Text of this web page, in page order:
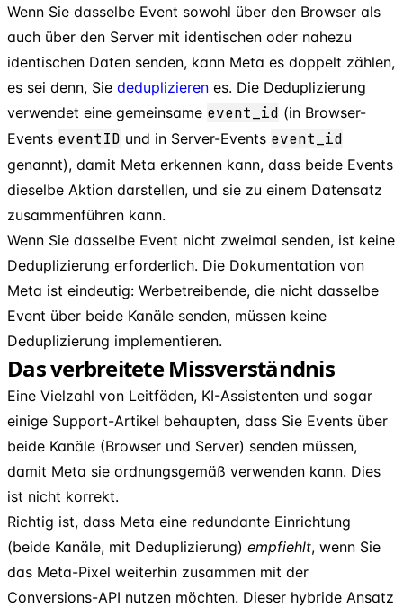
Wenn Sie dasselbe Event sowohl über den Browser als
auch über den Server mit identischen oder nahezu
identischen Daten senden, kann Meta es doppelt zählen,
es sei denn, Sie deduplizieren es. Die Deduplizierung
verwendet eine gemeinsame event id (in Browser-
Events eventID und in Server-Events event id
genannt), damit Meta erkennen kann, dass beide Events
dieselbe Aktion darstellen, und sie zu einem Datensatz
zusammenführen kann.
Wenn Sie dasselbe Event nicht zweimal senden, ist keine
Deduplizierung erforderlich. Die Dokumentation von
Meta ist eindeutig: Werbetreibende, die nicht dasselbe
Event über beide Kanäle senden, müssen keine
Deduplizierung implementieren.
Das verbreitete Missverständnis
Eine Vielzahl von Leitfäden, KI-Assistenten und sogar
einige Support-Artikel behaupten, dass Sie Events über
beide Kanäle (Browser und Server) senden müssen,
damit Meta sie ordnungsgemäß verwenden kann. Dies
ist nicht korrekt.
Richtig ist, dass Meta eine redundante Einrichtung
(beide Kanäle, mit Deduplizierung) empfiehlt, wenn Sie
das Meta-Pixel weiterhin zusammen mit der
Conversions-API nutzen möchten. Dieser hybride Ansatz